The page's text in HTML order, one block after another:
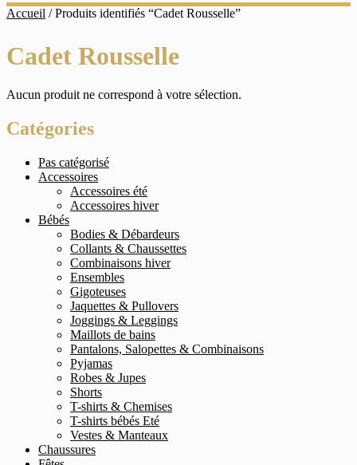
Accueil /Produits identifiés “Cadet Rousselle”
Cadet Rousselle
Aucun produit ne correspond à votre sélection.
Catégories
Pas catégorisé
Accessoires
Accessoires été
Accessoires hiver
Bébés
Bodies & Débardeurs
Collants & Chaussettes
Combinaisons hiver
Ensembles
Gigoteuses
Jaquettes & Pullovers
Joggings & Leggings
Maillots de bains
Pantalons, Salopettes & Combinaisons
Pyjamas
Robes & Jupes
Shorts
T-shirts & Chemises
T-shirts bébés Eté
Vestes & Manteaux
Chaussures